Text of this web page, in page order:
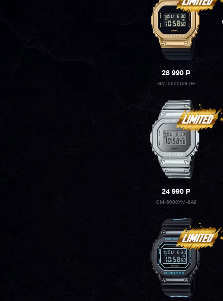
28 990P
GM-5600UG-9E
24 990P
GM-5600YM-8A8